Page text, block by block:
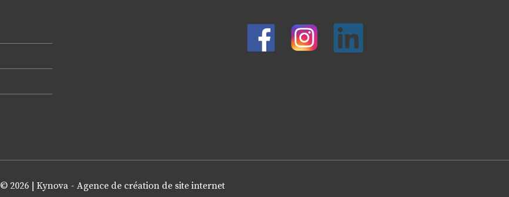
© 2026 | Kynova - Agence de création de site internet